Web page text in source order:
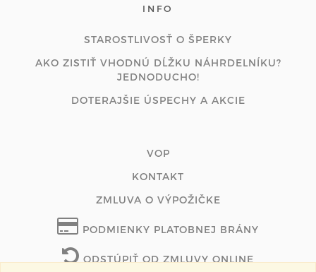
INFO
STAROSTLIVOSŤ O ŠPERKY
AKO ZISTIŤ VHODNÚ DĹŽKU NÁHRDELNÍKU?
JEDNODUCHO!
DOTERAJŠIE ÚSPECHY A AKCIE
VOP
KONTAKT
ZMLUVA O VÝPOŽIČKE
PODMIENKY PLATOBNEJ BRÁNY
ODSTÚPIŤ OD ZMLUVY ONLINE